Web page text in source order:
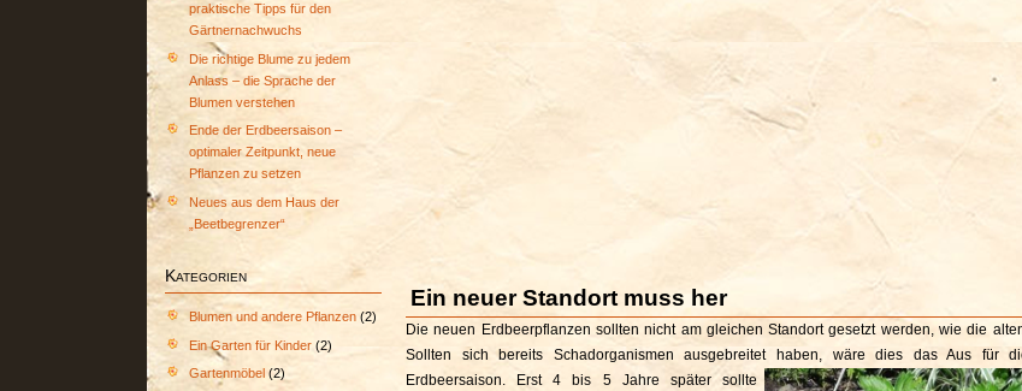
praktische Tipps für den
Gärtnernachwuchs
Die richtige Blume zu jedem
Anlass – die Sprache der
Blumen verstehen
Ende der Erdbeersaison –
optimaler Zeitpunkt, neue
Pflanzen zu setzen
Neues aus dem Haus der
„Beetbegrenzer“
Kategorien
Blumen und andere Pflanzen (2)
Ein Garten für Kinder (2)
Gartenmöbel (2)
Ein neuer Standort muss her
Die neuen Erdbeerpflanzen sollten nicht am gleichen Standort gesetzt werden, wie die
Sollten sich bereits Schadorganismen ausgebreitet haben, wäre dies das Aus für
Erdbeersaison.
Erst 4 bis 5 Jahre später sollte